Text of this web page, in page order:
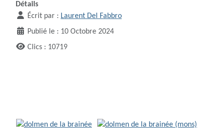
Détails
Écrit par : Laurent Del Fabbro
Publié le : 10 Octobre 2024
Clics : 10719